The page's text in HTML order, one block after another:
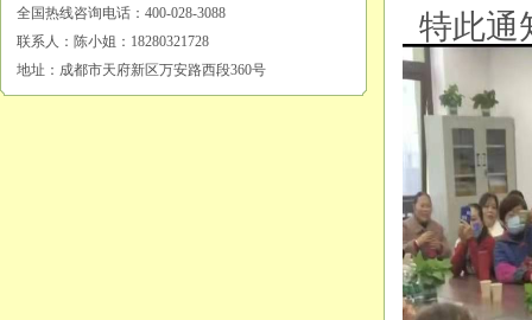
全国热线咨询电话：400-028-3088
联系人：陈小姐：18280321728
地址：成都市天府新区万安路西段360号
特此通